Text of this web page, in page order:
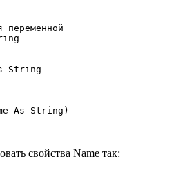
переменной
String
As String)
свойства Name так: